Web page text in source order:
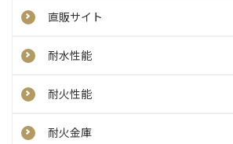
直販サイト
耐水性能
耐火性能
耐火金庫